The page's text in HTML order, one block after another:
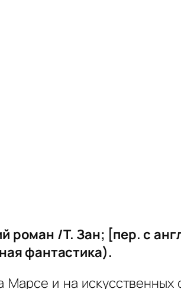
роман /Т. Зан; [пер. с
фантастика).
и на искусственных